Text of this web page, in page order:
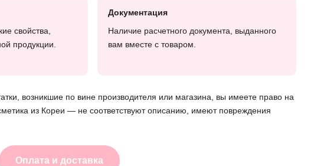
свойства,
продукции.
Документация
Наличие расчетного документа, выданного
вам вместе с товаром.
возникшие по вине производителя или магазина, вы имеете право на
из Кореи — не соответствуют описанию, имеют повреждения
Оплата и доставка